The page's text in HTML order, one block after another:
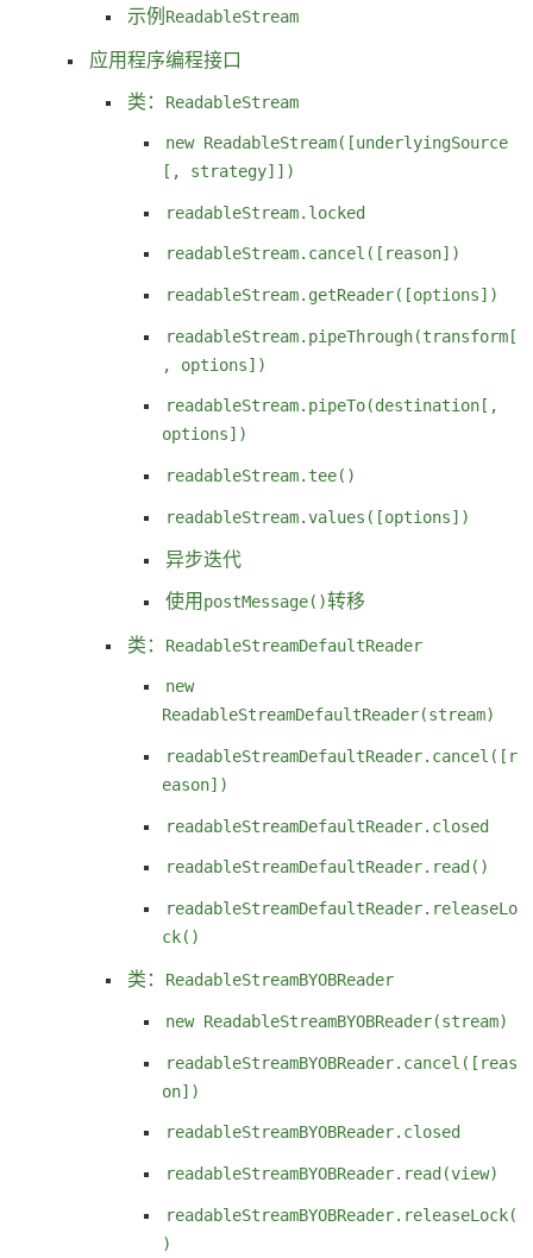
示例 ReadableStream
应用程序编程接口
类： ReadableStream
new ReadableStream([underlyingSource
[, strategy]])
readableStream.locked
readableStream.cancel([reason])
readableStream.getReader([options])
readableStream.pipeThrough(transform[
, options])
readableStream.pipeTo(destination[,
options])
readableStream.tee()
readableStream.values([options])
异步迭代
使用 postMessage()转移
类： ReadableStreamDefaultReader
new
ReadableStreamDefaultReader(stream)
readableStreamDefaultReader.cancel([r
eason])
readableStreamDefaultReader.closed
readableStreamDefaultReader.read()
readableStreamDefaultReader.releaseLo
ck()
类： ReadableStreamBYOBReader
new ReadableStreamBYOBReader(stream)
readableStreamBYOBReader.cancel([reas
on])
readableStreamBYOBReader.closed
readableStreamBYOBReader.read(view)
readableStreamBYOBReader.releaseLock(
)